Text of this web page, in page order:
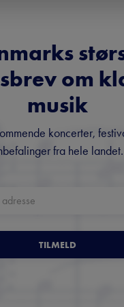
om
musik
koncerter,
fra hele landet.
TILMELD